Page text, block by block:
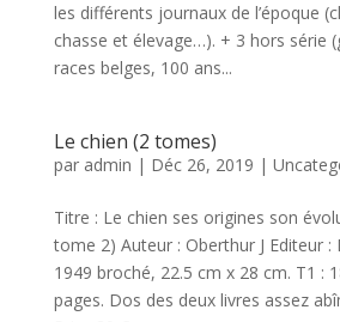
les différents journaux de l’époque
chasse et élevage…). + 3 hors série
races belges, 100 ans...
Le chien (2 tomes)
par admin | Déc 26, 2019 |
Titre : Le chien ses origines son
tome 2) Auteur : Oberthur J Editeur :
1949 broché, 22.5 cm x 28 cm. T1 :
pages. Dos des deux livres assez